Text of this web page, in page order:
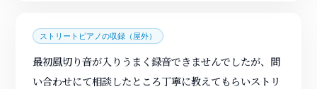
ストリートピアノの収録（屋外）
最初風切り音が入りうまく録音できませんでしたが、問
い合わせにて相談したところ丁寧に教えてもらいストリ